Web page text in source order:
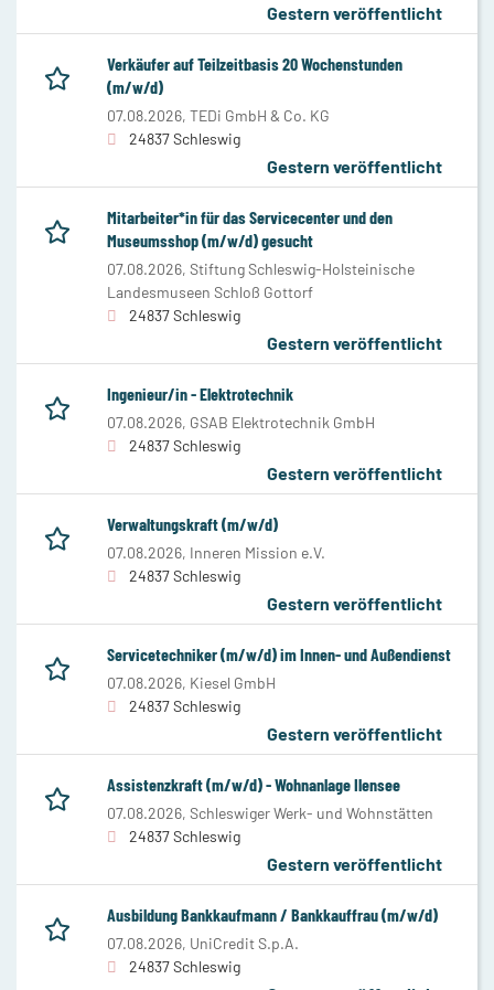
Gestern veröffentlicht
Verkäufer auf Teilzeitbasis 20 Wochenstunden
(m/w/d)
07.08.2026, TEDi GmbH & Co. KG
24837 Schleswig
Gestern veröffentlicht
Mitarbeiter*in für das Servicecenter und den
Museumsshop (m/w/d) gesucht
07.08.2026, Stiftung Schleswig-Holsteinische
Landesmuseen Schloß Gottorf
24837 Schleswig
Gestern veröffentlicht
Ingenieur/in - Elektrotechnik
07.08.2026, GSAB Elektrotechnik GmbH
24837 Schleswig
Gestern veröffentlicht
Verwaltungskraft (m/w/d)
07.08.2026, Inneren Mission e.V.
24837 Schleswig
Gestern veröffentlicht
Servicetechniker (m/w/d) im Innen- und Außendienst
07.08.2026, Kiesel GmbH
24837 Schleswig
Gestern veröffentlicht
Assistenzkraft (m/w/d) - Wohnanlage Ilensee
07.08.2026, Schleswiger Werk- und Wohnstätten
24837 Schleswig
Gestern veröffentlicht
Ausbildung Bankkaufmann / Bankkauffrau (m/w/d)
07.08.2026, UniCredit S.p.A.
24837 Schleswig